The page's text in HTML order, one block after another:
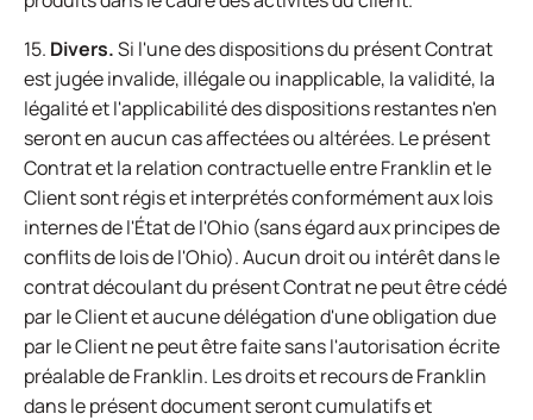
15. Divers.Si l'une des dispositions du présent Contrat
est jugée invalide, illégale ou inapplicable, la validité, la
légalité et l'applicabilité des dispositions restantes n'en
seront en aucun cas affectées ou altérées. Le présent
Contrat et la relation contractuelle entre Franklin et le
Client sont régis et interprétés conformément aux lois
internes de l'État de l'Ohio (sans égard aux principes de
conflits de lois de l'Ohio). Aucun droit ou intérêt dans le
contrat découlant du présent Contrat ne peut être cédé
par le Client et aucune délégation d'une obligation due
par le Client ne peut être faite sans l'autorisation écrite
préalable de Franklin. Les droits et recours de Franklin
dans le présent document seront cumulatifs et